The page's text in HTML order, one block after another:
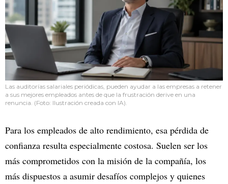
Las auditorías salariales periódicas, pueden ayudar a las empresas a retener
a sus mejores empleados antes de que la frustración derive en una
renuncia. (Foto: Ilustración creada con IA).
Para los empleados de alto rendimiento, esa pérdida de
confianza resulta especialmente costosa. Suelen ser los
más comprometidos con la misión de la compañía, los
más dispuestos a asumir desafíos complejos y quienes